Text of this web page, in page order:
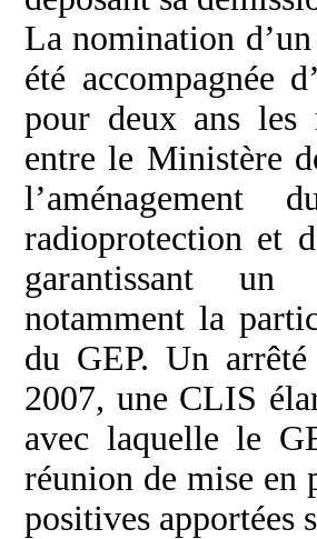
La nomination
été accompagnée
pour deux ans les
entre le Ministère
l’aménagement
radioprotection et
garantissant un
notamment la
du GEP. Un
2007, une CLIS
avec laquelle le
réunion de mise en
positives apportées